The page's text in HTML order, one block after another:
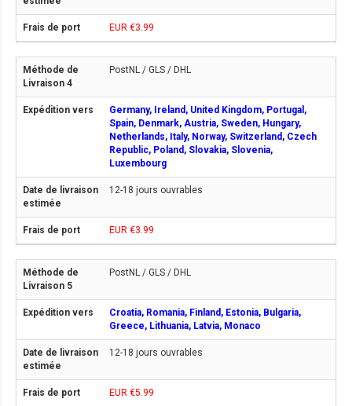
EUR €3.99
PostNL / GLS / DHL
Germany, Ireland, United Kingdom, Portugal,
Spain, Denmark, Austria, Sweden, Hungary,
Netherlands, Italy, Norway, Switzerland, Czech
Republic, Poland, Slovakia, Slovenia,
Luxembourg
12-18 jours ouvrables
EUR €3.99
PostNL / GLS / DHL
Croatia, Romania, Finland, Estonia, Bulgaria,
Greece, Lithuania, Latvia, Monaco
12-18 jours ouvrables
EUR €5.99